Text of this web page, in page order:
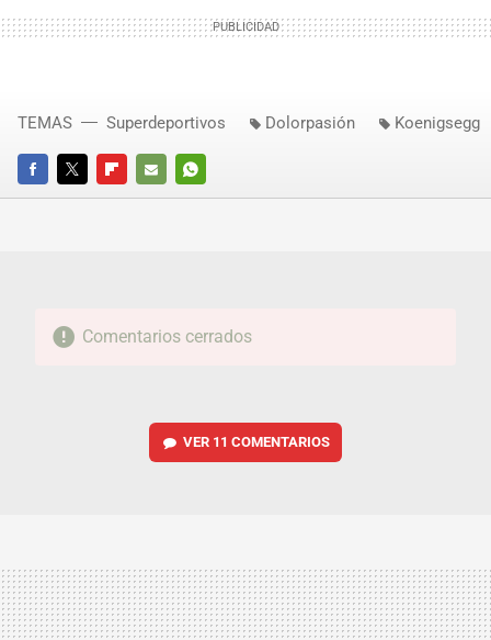
FACEBOOKTWITTERFLIPBOARD
E-
WHATSAPP
TEMAS Superdeportivos Dolorpasión Koenigsegg
Comentarios cerrados
VER 11 COMENTARIOS